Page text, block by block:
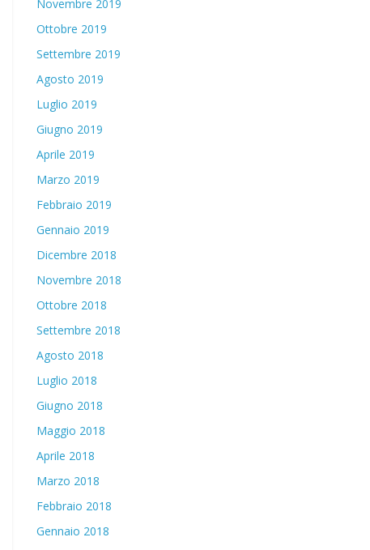
Novembre 2019
Ottobre 2019
Settembre 2019
Agosto 2019
Luglio 2019
Giugno 2019
Aprile 2019
Marzo 2019
Febbraio 2019
Gennaio 2019
Dicembre 2018
Novembre 2018
Ottobre 2018
Settembre 2018
Agosto 2018
Luglio 2018
Giugno 2018
Maggio 2018
Aprile 2018
Marzo 2018
Febbraio 2018
Gennaio 2018